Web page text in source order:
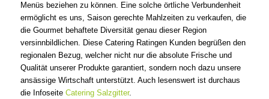
Menüs beziehen zu können. Eine solche örtliche Verbundenheit
ermöglicht es uns, Saison gerechte Mahlzeiten zu verkaufen, die
die Gourmet behaftete Diversität genau dieser Region
versinnbildlichen. Diese Catering Ratingen Kunden begrüßen den
regionalen Bezug, welcher nicht nur die absolute Frische und
Qualität unserer Produkte garantiert, sondern noch dazu unsere
ansässige Wirtschaft unterstützt. Auch lesenswert ist durchaus
die Infoseite Catering Salzgitter.